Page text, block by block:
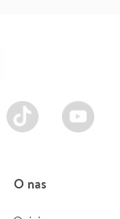
TikTok Youtube
O nas